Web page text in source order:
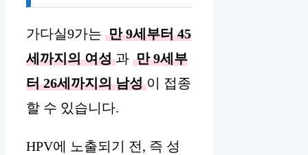
가다실9가는 만 9세부터 45
세까지의 여성 과 만 9세부
터 26세까지의 남성 이 접종
할 수 있습니다.
HPV에 노출되기 전, 즉 성